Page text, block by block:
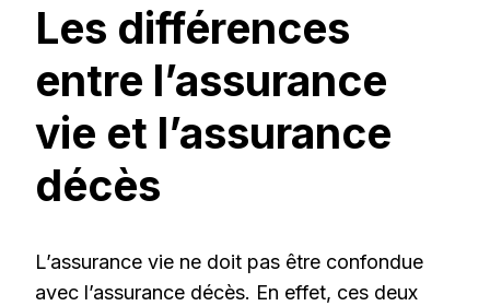
Les différences
entre l’assurance
vie et l’assurance
décès
L’assurance vie ne doit pas être confondue
avec l’assurance décès. En effet, ces deux